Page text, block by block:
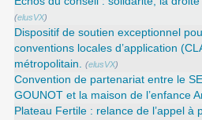
(elusVX)
Dispositif de soutien exceptionnel
conventions locales d’application
métropolitain. (elusVX)
Convention de partenariat entre le
GOUNOT et la maison de l’enfance
Plateau Fertile : relance de l’appel à